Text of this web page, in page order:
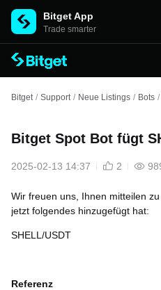
Bitget App
Trade smarter
Bitget / Support / Neue Listings / Bots /
Bitget Spot Bot fügt
2025-02-13 14:37 2
Wir freuen uns, Ihnen mitteilen
jetzt folgendes hinzugefügt hat:
SHELL/USDT
Referenz